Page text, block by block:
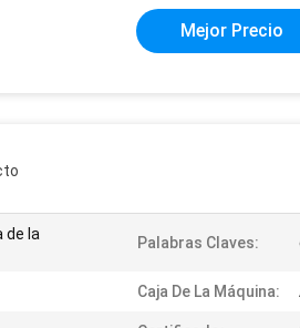
Mejor Precio
de la
Palabras Claves:
Caja De La Máquina: